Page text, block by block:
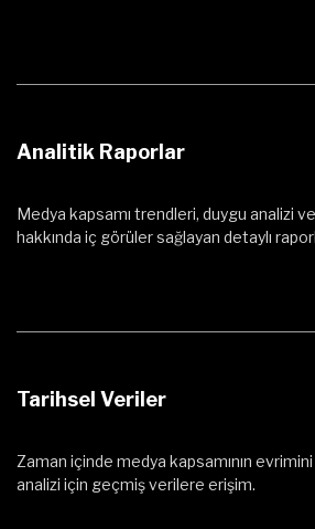
Analitik Raporlar
Medya kapsamı trendleri, duygu analizi ve
hakkında iç görüler sağlayan detaylı
Tarihsel Veriler
Zaman içinde medya kapsamının
analizi için geçmiş verilere erişim.